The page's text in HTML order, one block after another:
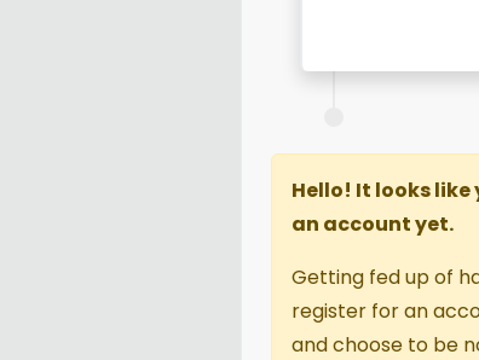
Hello! It looks
an account yet.
Getting fed up of
register for an
and choose to be